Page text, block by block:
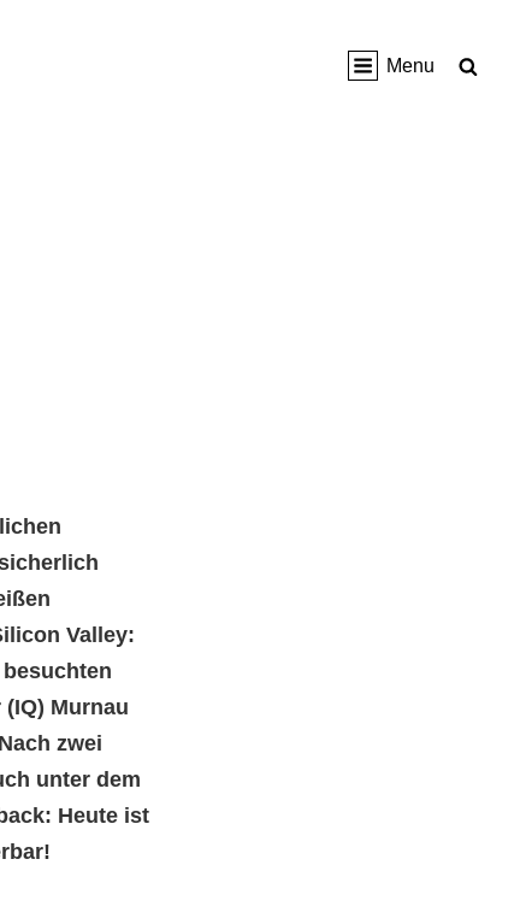
Menu
Valley:
Murnau
zwei
unter dem
Heute ist